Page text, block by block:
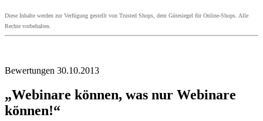
Diese Inhalte werden zur Verfügung gestellt von Trusted Shops, dem Gütesiegel für Online-Shops. Alle
Rechte vorbehalten.
Bewertungen 30.10.2013
„Webinare können, was nur Webinare
können!“